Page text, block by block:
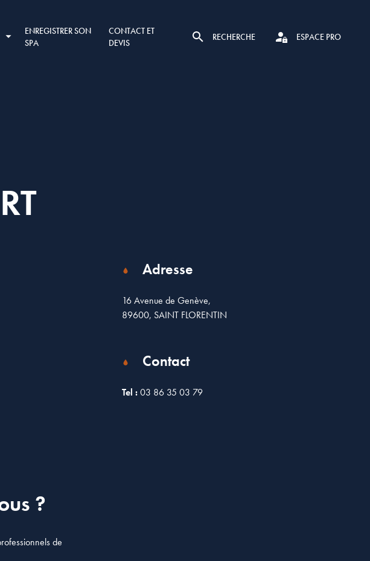
ENREGISTRER SON
SPA
CONTACT ET
DEVIS
RECHERCHE ESPACE PRO
?
de
Adresse
16 Avenue de Genève,
89600, SAINT FLORENTIN
Contact
Tel : 03 86 35 03 79